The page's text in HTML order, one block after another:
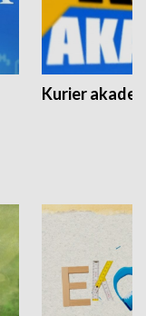
Kurier